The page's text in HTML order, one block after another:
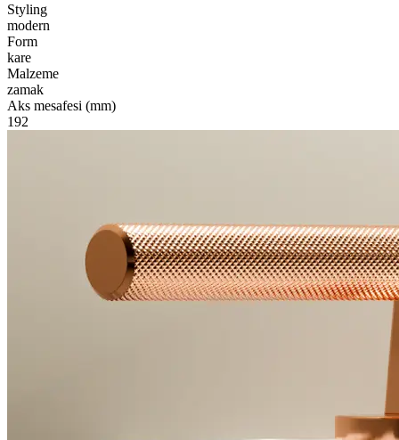
Styling
modern
Form
kare
Malzeme
zamak
Aks mesafesi (mm)
192